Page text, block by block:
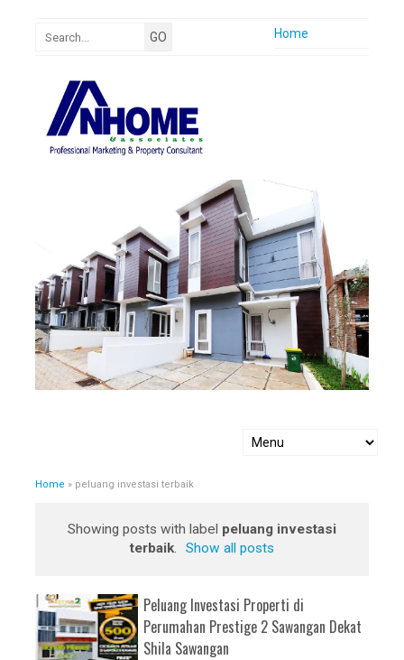
Home
Home » peluang investasi terbaik
Showing posts with label peluang investasi
terbaik. Show all posts
Peluang Investasi Properti di
Perumahan Prestige 2 Sawangan Dekat
Shila Sawangan